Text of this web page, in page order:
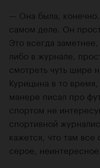
— Она была,
самом деле. Он
Это всегда
либо в журнале,
смотреть чуть шире
Курицына в то
манере писал про
спортом не
спортивной
кажется, что там все
серое, неинтересное.